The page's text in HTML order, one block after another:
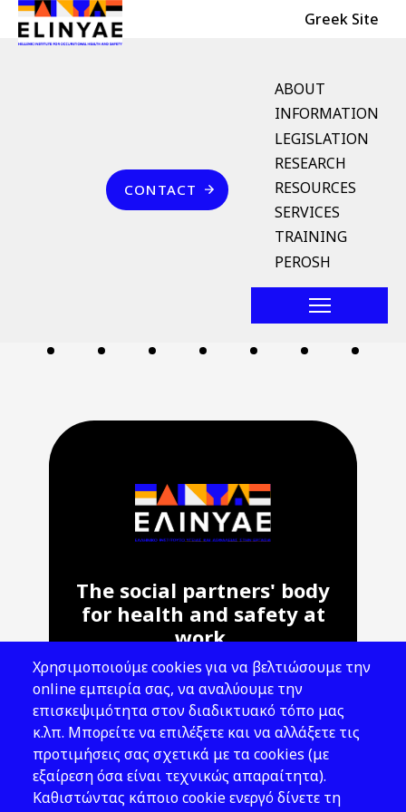
Skip to main content
Header Top Greek Site
English Menu
ABOUT
INFORMATION
LEGISLATION
RESEARCH
RESOURCES
SERVICES
TRAINING
PEROSH
Επικοινωνία
CONTACT
Breadcrumb
βιομηχανικά λύματα
The social partners' body
for health and safety at
work.
Address: 143 Liosion & 6 Thirsiou, 104
45, Athens
T: 210 82 00 100
e: info@elinyae.gr
Follow Us
Χρησιμοποιούμε cookies για να βελτιώσουμε την
online εμπειρία σας, να αναλύουμε την
επισκεψιμότητα στον διαδικτυακό τόπο μας
κ.λπ. Μπορείτε να επιλέξετε και να αλλάξετε τις
προτιμήσεις σας σχετικά με τα cookies (με
εξαίρεση όσα είναι τεχνικώς απαραίτητα).
Καθιστώντας κάποιο cookie ενεργό δίνετε τη